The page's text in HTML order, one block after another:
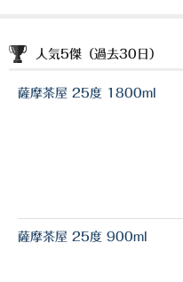
お米
人気5傑（過去30日）
薩摩茶屋 25度 1800ml
薩摩茶屋 25度 900ml